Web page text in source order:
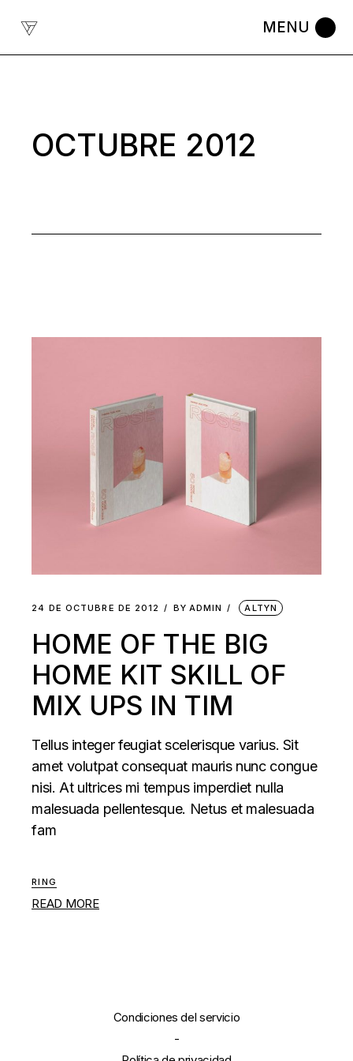
OCTUBRE 2012
24 DE OCTUBRE DE 2012 BY ADMIN ALTYN
HOME OF THE BIG
HOME KIT SKILL OF
MIX UPS IN TIM
Tellus integer feugiat scelerisque varius. Sit
amet volutpat consequat mauris nunc congue
nisi. At ultrices mi tempus imperdiet nulla
malesuada pellentesque. Netus et malesuada
fam
RING
READ MORE
Condiciones del servicio
-